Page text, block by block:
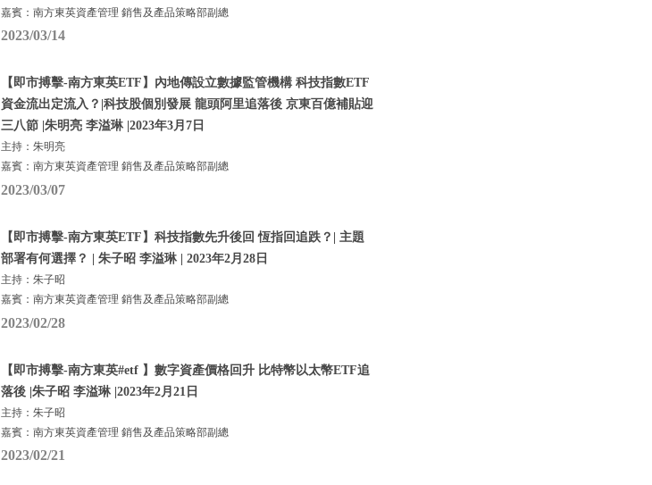
嘉賓：南方東英資產管理 銷售及產品策略部副總
2023/03/14
【即市搏擊-南方東英ETF】內地傳設立數據監管機構 科技指數ETF
資金流出定流入？|科技股個別發展 龍頭阿里追落後 京東百億補貼迎
三八節 |朱明亮 李溢琳 |2023年3月7日
主持：朱明亮
嘉賓：南方東英資產管理 銷售及產品策略部副總
2023/03/07
【即市搏擊-南方東英ETF】科技指數先升後回 恆指回追跌？| 主題
部署有何選擇？ | 朱子昭 李溢琳 | 2023年2月28日
主持：朱子昭
嘉賓：南方東英資產管理 銷售及產品策略部副總
2023/02/28
【即市搏擊-南方東英#etf 】數字資產價格回升 比特幣以太幣ETF追
落後 |朱子昭 李溢琳 |2023年2月21日
主持：朱子昭
嘉賓：南方東英資產管理 銷售及產品策略部副總
2023/02/21